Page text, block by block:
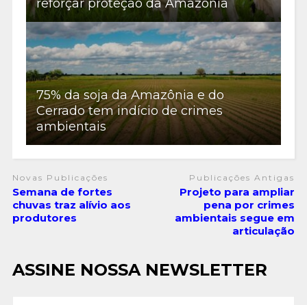
reforçar proteção da Amazônia
75% da soja da Amazônia e do
Cerrado tem indício de crimes
ambientais
Novas Publicações
Semana de fortes
chuvas traz alívio aos
produtores
Publicações Antigas
Projeto para ampliar
pena por crimes
ambientais segue em
articulação
ASSINE NOSSA NEWSLETTER